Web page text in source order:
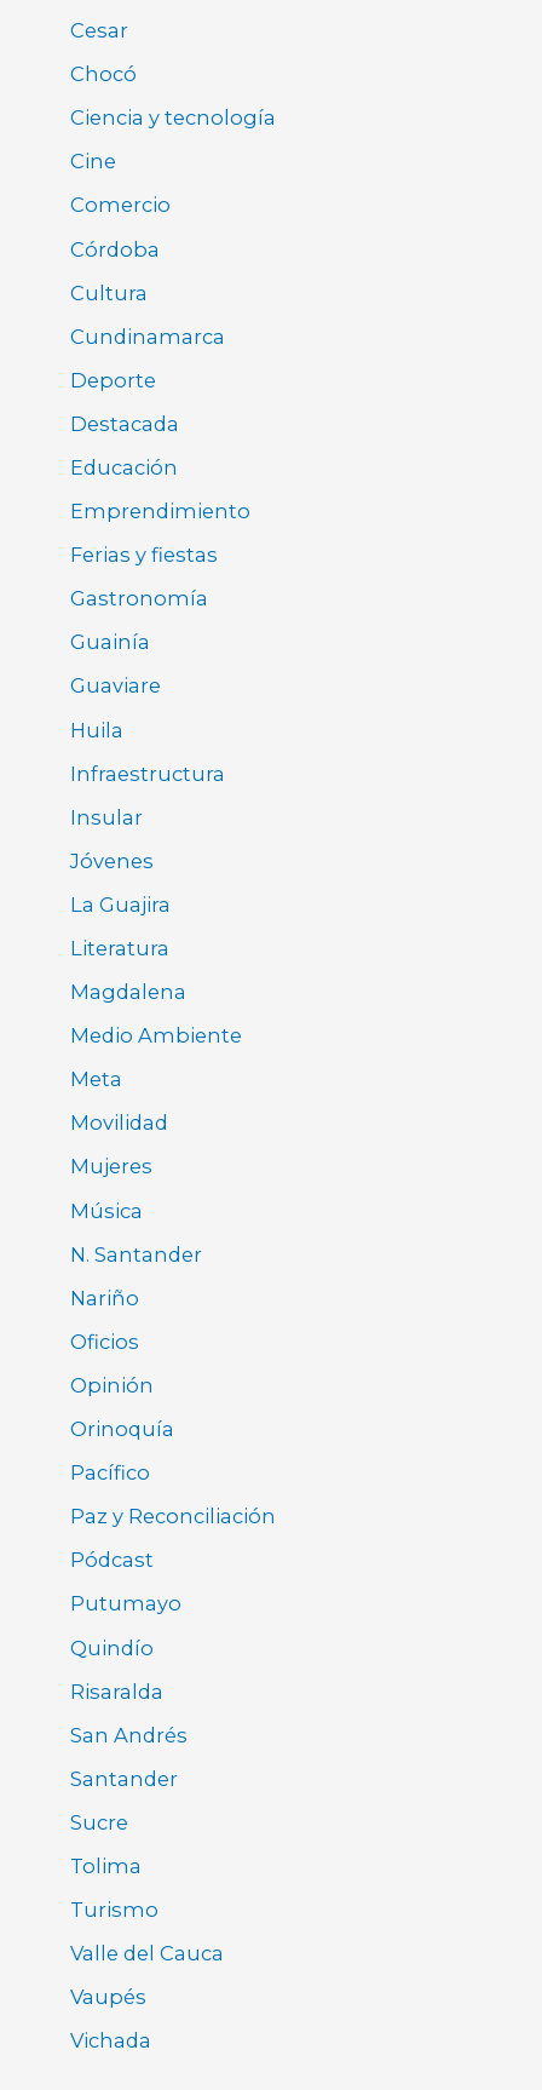
Cesar
Chocó
Ciencia y tecnología
Cine
Comercio
Córdoba
Cultura
Cundinamarca
Deporte
Destacada
Educación
Emprendimiento
Ferias y fiestas
Gastronomía
Guainía
Guaviare
Huila
Infraestructura
Insular
Jóvenes
La Guajira
Literatura
Magdalena
Medio Ambiente
Meta
Movilidad
Mujeres
Música
N. Santander
Nariño
Oficios
Opinión
Orinoquía
Pacífico
Paz y Reconciliación
Pódcast
Putumayo
Quindío
Risaralda
San Andrés
Santander
Sucre
Tolima
Turismo
Valle del Cauca
Vaupés
Vichada